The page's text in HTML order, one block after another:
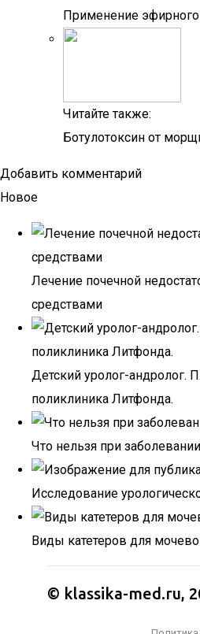
Применение
Читайте также:
Ботулотоксин от
Добавить комментарий
Новое
Лечение почечной
средствами
Детский уролог-андролог.
поликлиника Литфонда.
Что нельзя при
Исследование
Виды катетеров для
© klassika-med.ru,